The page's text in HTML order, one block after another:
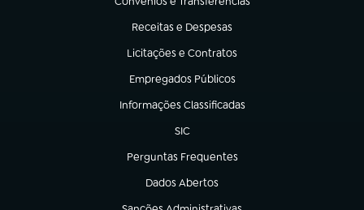
(abre em nova aba)
Receitas e Despesas
(abre em nova aba)
Licitações e Contratos
(abre em nova aba)
Empregados Públicos
(abre em nova aba)
Informações Classificadas
(abre em nova aba)
SIC
(abre em nova aba)
Perguntas Frequentes
(abre em nova aba)
Dados Abertos
(abre em nova aba)